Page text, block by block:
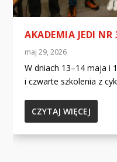
AKADEMIA JEDI NR
maj 29, 2026
W dniach 13–14 maja i
i czwarte szkolenia z
CZYTAJ WIĘCEJ